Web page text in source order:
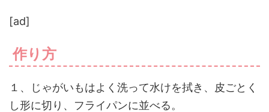
[ad]
作り方
１、じゃがいもはよく洗って水けを拭き、皮ごとく
し形に切り、フライパンに並べる。